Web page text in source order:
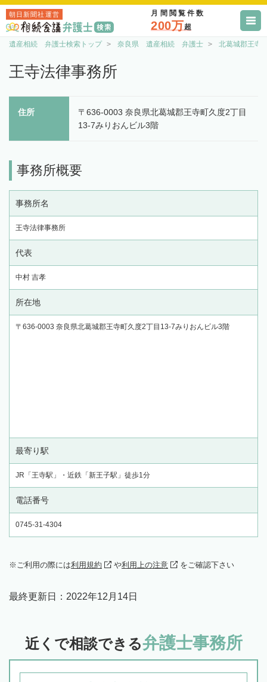
朝日新聞社運営 月間閲覧件数
200万超
遺産相続 弁護士検索トップ 奈良県 遺産相続 弁護士 北葛城郡王
王寺法律事務所
住所
〒636-0003 奈良県北葛城郡王寺町久度2丁目
13-7みりおんビル3階
事務所概要
事務所名
王寺法律事務所
代表
中村 吉孝
所在地
〒636-0003 奈良県北葛城郡王寺町久度2丁目13-7みりおんビル3階
最寄り駅
JR「王寺駅」・近鉄「新王子駅」徒歩1分
電話番号
0745-31-4304
ご利用の際には利用規約 や利用上の注意 をご確認下さい
最終更新日： 2022年12月14日
近くで相談できる弁護士事務所